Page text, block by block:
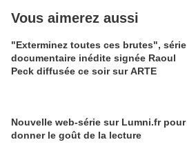
Vous aimerez aussi
"Exterminez toutes ces brutes", série
documentaire inédite signée Raoul
Peck diffusée ce soir sur ARTE
Nouvelle web-série sur Lumni.fr pour
donner le goût de la lecture